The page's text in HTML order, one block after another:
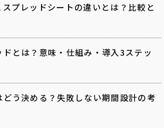
スプレッドシートの違いとは？比較と
ドとは？意味・仕組み・導入3ステッ
う決める？失敗しない期間設計の考